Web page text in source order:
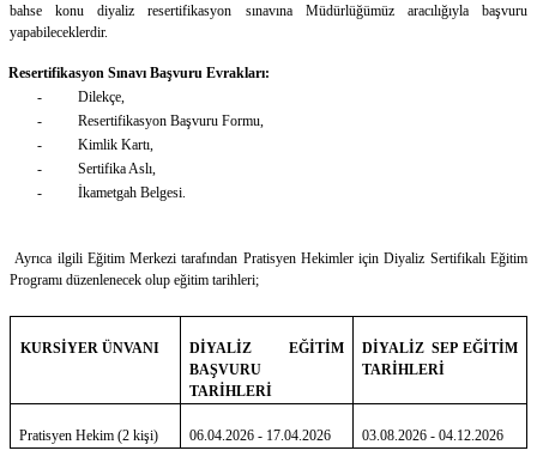
bahse konu diyaliz resertifikasyon sınavına Müdürlüğümüz aracılığıyla başvuru
yapabileceklerdir.
Resertifikasyon Sınavı Başvuru Evrakları:
- Dilekçe,
- Resertifikasyon Başvuru Formu,
- Kimlik Kartı,
- Sertifika Aslı,
- İkametgah Belgesi.
Ayrıca ilgili Eğitim Merkezi tarafından Pratisyen Hekimler için Diyaliz Sertifikalı Eğitim
Programı düzenlenecek olup eğitim tarihleri;
KURSİYER ÜNVANI
DİYALİZ EĞİTİM
BAŞVURU
TARİHLERİ
DİYALİZ SEP EĞİTİM
TARİHLERİ
Pratisyen Hekim (2 kişi) 06.04.2026 - 17.04.2026 03.08.2026 - 04.12.2026